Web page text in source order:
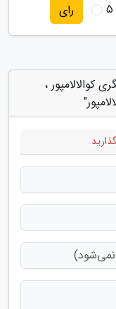
5 رای
کوالالامپور ،